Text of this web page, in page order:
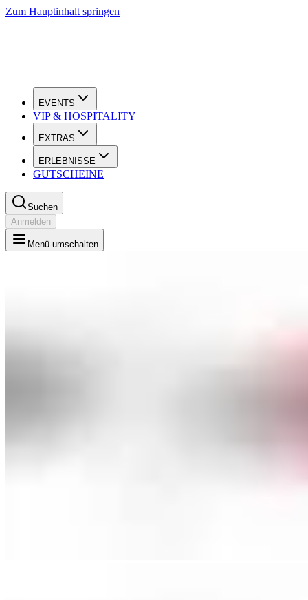
Zum Hauptinhalt springen
EVENTS
VIP & HOSPITALITY
EXTRAS
ERLEBNISSE
GUTSCHEINE
Suchen
Anmelden
Menü umschalten